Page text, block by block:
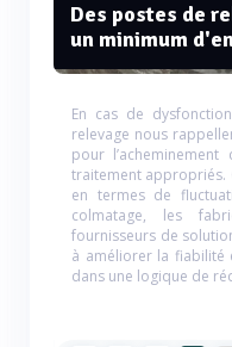
Des postes de
un minimum
En cas de
relevage nous
pour
traitement appropriés.
en termes de
colmatage, les
fournisseurs de
à améliorer la fiabilité
dans une logique de